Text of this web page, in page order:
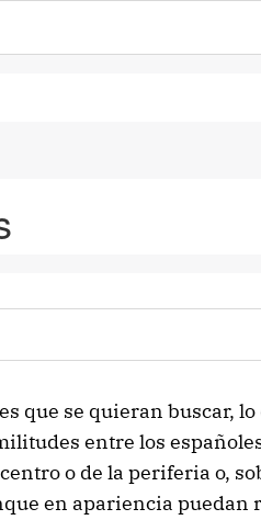
que se quieran buscar,
entre los
o de la periferia o,
en apariencia puedan